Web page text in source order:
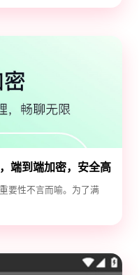
端到端加密，安全高
要性不言而喻。为了满